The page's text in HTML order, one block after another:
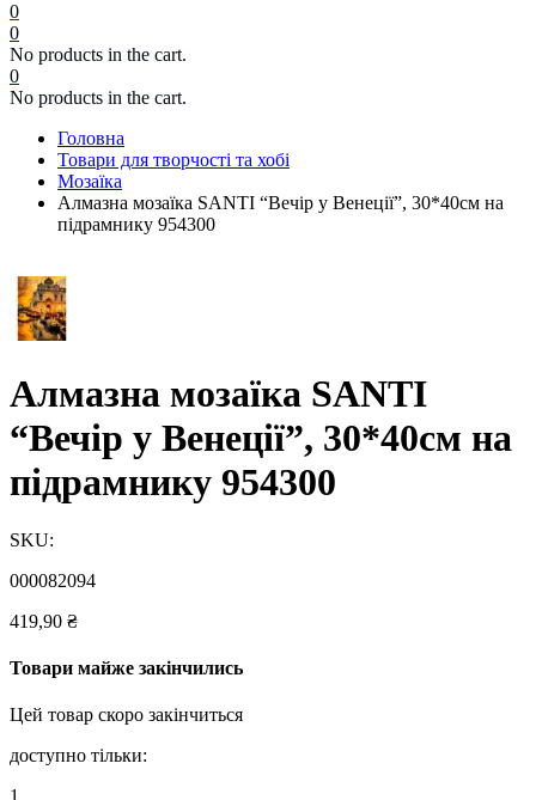
0
0
No products in the cart.
0
No products in the cart.
Головна
Товари для творчості та хобі
Мозаїка
Алмазна мозаїка SANTI “Вечір у Венеції”, 30*40см на
підрамнику 954300
Алмазна мозаїка SANTI
“Вечір у Венеції”, 30*40см на
підрамнику 954300
SKU:
000082094
419,90 ₴
Товари майже закінчились
Цей товар скоро закінчиться
доступно тільки: